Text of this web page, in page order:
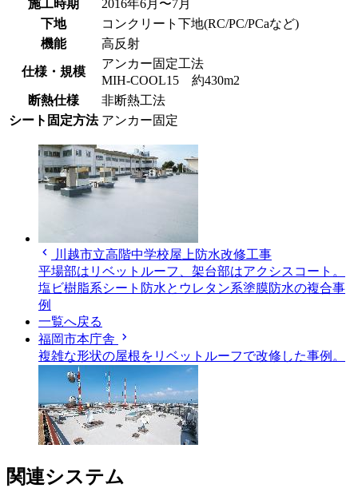
施工時期
2016年6月〜7月
下地
コンクリート下地(RC/PC/PCaなど)
機能
高反射
仕様・規模
アンカー固定工法
MIH-COOL15 約430m2
断熱仕様
非断熱工法
シート固定方法 アンカー固定
chevron_left
川越市立高階中学校屋上防水改修工事
平場部はリベットルーフ、架台部はアクシスコート。
塩ビ樹脂系シート防水とウレタン系塗膜防水の複合事
例
一覧へ戻る
福岡市本庁舎 chevron_right
複雑な形状の屋根をリベットルーフで改修した事例。
関連システム